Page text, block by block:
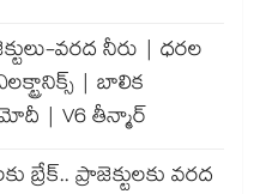
వరద నీరు | ధరల
| బాలిక
| V6 తీన్మార్
బ్రేక్.. ప్రాజెక్టులకు వరద